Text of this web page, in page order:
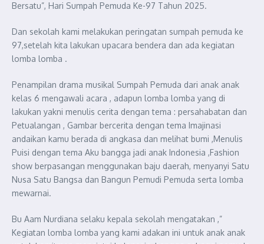
Bersatu”, Hari Sumpah Pemuda Ke-97 Tahun 2025.
Dan sekolah kami melakukan peringatan sumpah pemuda ke
97,setelah kita lakukan upacara bendera dan ada kegiatan
lomba lomba .
Penampilan drama musikal Sumpah Pemuda dari anak anak
kelas 6 mengawali acara , adapun lomba lomba yang di
lakukan yakni menulis cerita dengan tema : persahabatan dan
Petualangan , Gambar bercerita dengan tema Imajinasi
andaikan kamu berada di angkasa dan melihat bumi ,Menulis
Puisi dengan tema Aku bangga jadi anak Indonesia ,Fashion
show berpasangan menggunakan baju daerah, menyanyi Satu
Nusa Satu Bangsa dan Bangun Pemudi Pemuda serta lomba
mewarnai.
Bu Aam Nurdiana selaku kepala sekolah mengatakan ,”
Kegiatan lomba lomba yang kami adakan ini untuk anak anak